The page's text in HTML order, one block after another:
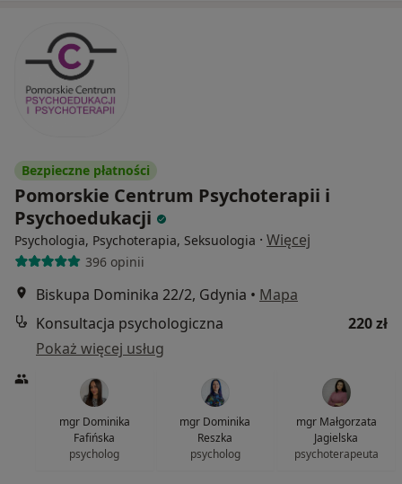
Bezpieczne płatności
Pomorskie Centrum Psychoterapii i
Psychoedukacji
Psychologia, Psychoterapia, Seksuologia · Więcej
396 opinii
Biskupa Dominika 22/2, Gdynia • Mapa
Konsultacja psychologiczna
220 zł
Pokaż więcej usług
mgr Dominika
Fafińska
psycholog
mgr Dominika
Reszka
psycholog
mgr Małgorzata
Jagielska
psychoterapeuta